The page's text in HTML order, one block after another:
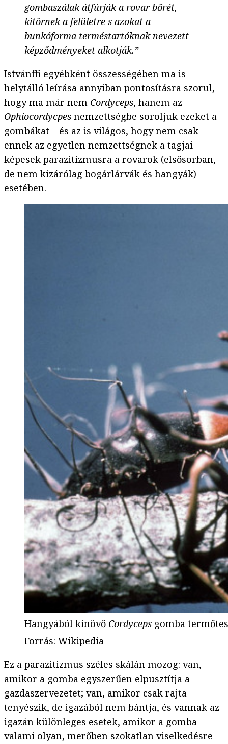
gombaszálak átfúrják a rovar bőrét,
kitörnek a felületre s azokat a
bunkóforma terméstartóknak nevezett
képződményeket alkotják.”
Istvánffi egyébként összességében ma is
helytálló leírása annyiban pontosításra szorul,
hogy ma már nem Cordyceps, hanem az
Ophiocordycpes nemzettségbe soroljuk ezeket a
gombákat – és az is világos, hogy nem csak
ennek az egyetlen nemzettségnek a tagjai
képesek parazitizmusra a rovarok (elsősorban,
de nem kizárólag bogárlárvák és hangyák)
esetében.
Hangyából kinövő Cordyceps gomba
Forrás: Wikipedia
Ez a parazitizmus széles skálán mozog: van,
amikor a gomba egyszerűen elpusztítja a
gazdaszervezetet; van, amikor csak rajta
tenyészik, de igazából nem bántja, és vannak az
igazán különleges esetek, amikor a gomba
valami olyan, merőben szokatlan viselkedésre